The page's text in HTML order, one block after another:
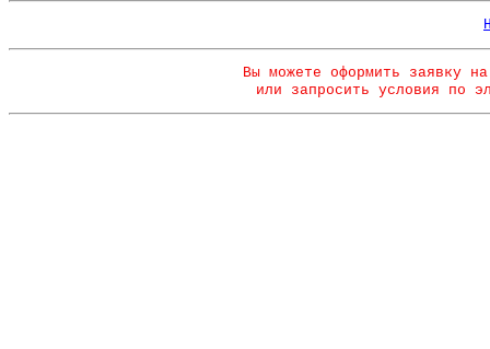
Вы можете оформить заявку
или запросить условия по